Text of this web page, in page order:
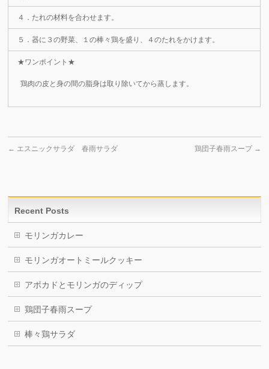
４．たれの材料を合わせます。
５．器に３の野菜、１の棒々鶏を盛り、４のたれをかけます。
★ワンポイント★
鶏肉の皮と身の間の脂身は取り除いてから蒸します。
← エスニックサラダ 春雨サラダ 鶏団子春雨スープ →
Recent Posts
モリンガカレー
モリンガオートミールクッキー
アボカドとモリンガのディップ
鶏団子春雨スープ
棒々鶏サラダ